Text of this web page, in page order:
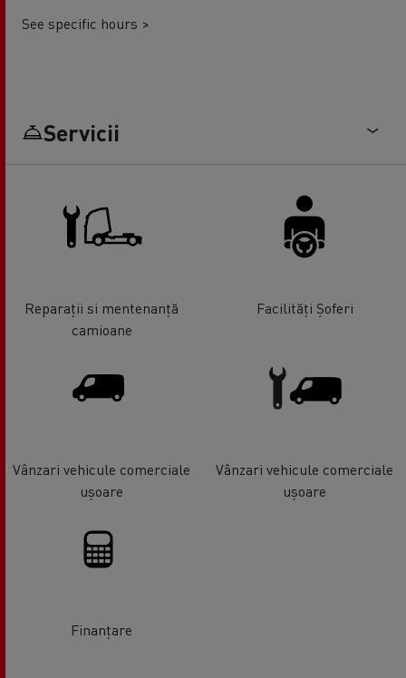
See specific hours >
Servicii
Reparații si mentenanță
camioane
Facilități Șoferi
Vânzari vehicule comerciale
ușoare
Vânzari vehicule comerciale
ușoare
Finanțare